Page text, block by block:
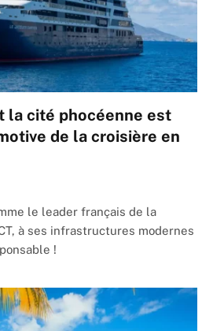
la cité phocéenne est
de la croisière en
le leader français de la
à ses infrastructures modernes
!